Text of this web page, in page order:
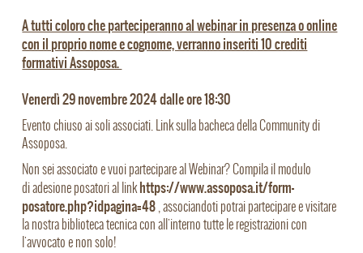
A tutti coloro che parteciperanno al webinar in presenza o online
con il proprio nome e cognome, verranno inseriti 10 crediti
formativi Assoposa.
Venerdì 29 novembre 2024 dalle ore 18:30
Evento chiuso ai soli associati. Link sulla bacheca della Community di
Assoposa.
Non sei associato e vuoi partecipare al Webinar? Compila il modulo
di adesione posatori al linkhttps://www.assoposa.it/form-
posatore.php?idpagina=48, associandoti potrai partecipare e visitare
la nostra biblioteca tecnica con all'interno tutte le registrazioni con
l'avvocato e non solo!